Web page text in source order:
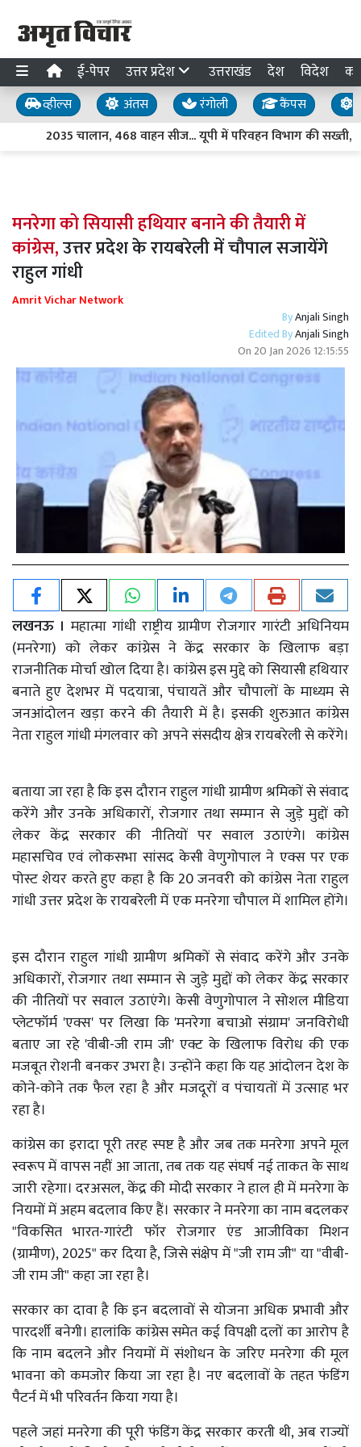
ई-पेपर उत्तर प्रदेश उत्तराखंड देश विदेश
व्हील्स अंतस रंगोली कैंपस
2035 चालान, 468 वाहन सीज... यूपी में परिवहन विभाग की सख्ती,
मनरेगा को सियासी हथियार बनाने की तैयारी में
कांग्रेस,उत्तर प्रदेश के रायबरेली में चौपाल सजायेंगे
राहुल गांधी
Amrit Vichar Network
ByAnjali Singh
Edited ByAnjali Singh
On 20 Jan 2026 12:15:55
लखनऊ । महात्मा गांधी राष्ट्रीय ग्रामीण रोजगार गारंटी अधिनियम
(मनरेगा) को लेकर कांग्रेस ने केंद्र सरकार के खिलाफ बड़ा
राजनीतिक मोर्चा खोल दिया है। कांग्रेस इस मुद्दे को सियासी हथियार
बनाते हुए देशभर में पदयात्रा, पंचायतें और चौपालों के माध्यम से
जनआंदोलन खड़ा करने की तैयारी में है। इसकी शुरुआत कांग्रेस
नेता राहुल गांधी मंगलवार को अपने संसदीय क्षेत्र रायबरेली से करेंगे।
बताया जा रहा है कि इस दौरान राहुल गांधी ग्रामीण श्रमिकों से संवाद
करेंगे और उनके अधिकारों, रोजगार तथा सम्मान से जुड़े मुद्दों को
लेकर केंद्र सरकार की नीतियों पर सवाल उठाएंगे। कांग्रेस
महासचिव एवं लोकसभा सांसद केसी वेणुगोपाल ने एक्स पर एक
पोस्ट शेयर करते हुए कहा है कि 20 जनवरी को कांग्रेस नेता राहुल
गांधी उत्तर प्रदेश के रायबरेली में एक मनरेगा चौपाल में शामिल होंगे।
इस दौरान राहुल गांधी ग्रामीण श्रमिकों से संवाद करेंगे और उनके
अधिकारों, रोजगार तथा सम्मान से जुड़े मुद्दों को लेकर केंद्र सरकार
की नीतियों पर सवाल उठाएंगे। केसी वेणुगोपाल ने सोशल मीडिया
प्लेटफॉर्म 'एक्स' पर लिखा कि 'मनरेगा बचाओ संग्राम' जनविरोधी
बताए जा रहे 'वीबी-जी राम जी' एक्ट के खिलाफ विरोध की एक
मजबूत रोशनी बनकर उभरा है। उन्होंने कहा कि यह आंदोलन देश के
कोने-कोने तक फैल रहा है और मजदूरों व पंचायतों में उत्साह भर
रहा है।
कांग्रेस का इरादा पूरी तरह स्पष्ट है और जब तक मनरेगा अपने मूल
स्वरूप में वापस नहीं आ जाता, तब तक यह संघर्ष नई ताकत के साथ
जारी रहेगा। दरअसल, केंद्र की मोदी सरकार ने हाल ही में मनरेगा के
नियमों में अहम बदलाव किए हैं। सरकार ने मनरेगा का नाम बदलकर
"विकसित भारत-गारंटी फॉर रोजगार एंड आजीविका मिशन
(ग्रामीण), 2025" कर दिया है, जिसे संक्षेप में "जी राम जी" या "वीबी-
जी राम जी" कहा जा रहा है।
सरकार का दावा है कि इन बदलावों से योजना अधिक प्रभावी और
पारदर्शी बनेगी। हालांकि कांग्रेस समेत कई विपक्षी दलों का आरोप है
कि नाम बदलने और नियमों में संशोधन के जरिए मनरेगा की मूल
भावना को कमजोर किया जा रहा है। नए बदलावों के तहत फंडिंग
पैटर्न में भी परिवर्तन किया गया है।
पहले जहां मनरेगा की पूरी फंडिंग केंद्र सरकार करती थी, अब राज्यों